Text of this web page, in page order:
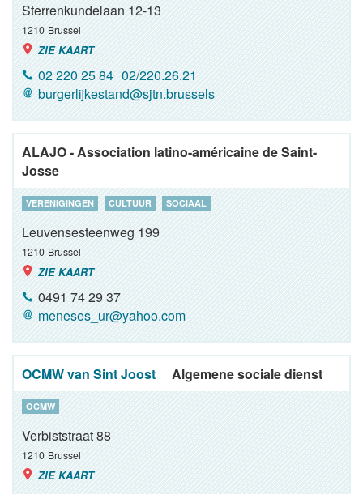
Sterrenkundelaan 12-13
1210 Brussel
ZIE KAART
02 220 25 84 02/220.26.21
burgerlijkestand@sjtn.brussels
ALAJO - Association latino-américaine de Saint-
Josse
VERENIGINGEN CULTUUR SOCIAAL
Leuvensesteenweg 199
1210 Brussel
ZIE KAART
0491 74 29 37
meneses_ur@yahoo.com
OCMW van Sint Joost Algemene sociale dienst
OCMW
Verbiststraat 88
1210 Brussel
ZIE KAART